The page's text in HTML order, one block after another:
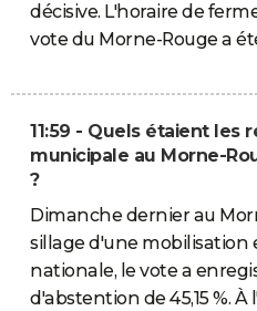
décisive. L'horaire de
vote du Morne-Rouge a
11:59 - Quels étaient les
municipale au Morne-
?
Dimanche dernier au
sillage d'une mobilisation
nationale, le vote a
d'abstention de 45,15 %.